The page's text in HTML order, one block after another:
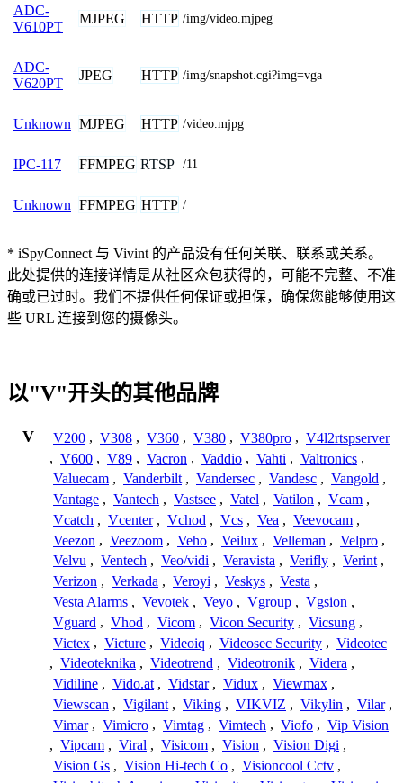
ADC-
V610PT
MJPEG HTTP /img/video.mjpeg
ADC-
V620PT
JPEG HTTP /img/snapshot.cgi?img=vga
Unknown MJPEG HTTP /video.mjpg
IPC-117 FFMPEG RTSP /11
Unknown FFMPEG HTTP /
* iSpyConnect 与 Vivint 的产品没有任何关联、联系或关系。
此处提供的连接详情是从社区众包获得的，可能不完整、不准
确或已过时。我们不提供任何保证或担保，确保您能够使用这
些 URL 连接到您的摄像头。
以"V"开头的其他品牌
V V200 , V308 , V360 , V380 , V380pro , V4l2rtspserver
, V600 , V89 , Vacron , Vaddio , Vahti , Valtronics ,
Valuecam , Vanderbilt , Vandersec , Vandesc , Vangold ,
Vantage , Vantech , Vastsee , Vatel , Vatilon , Vcam ,
Vcatch , Vcenter , Vchod , Vcs , Vea , Veevocam ,
Veezon , Veezoom , Veho , Veilux , Velleman , Velpro ,
Velvu , Ventech , Veo/vidi , Veravista , Verifly , Verint ,
Verizon , Verkada , Veroyi , Veskys , Vesta ,
Vesta Alarms , Vevotek , Veyo , Vgroup , Vgsion ,
Vguard , Vhod , Vicom , Vicon Security , Vicsung ,
Victex , Victure , Videoiq , Videosec Security , Videotec
, Videoteknika , Videotrend , Videotronik , Videra ,
Vidiline , Vido.at , Vidstar , Vidux , Viewmax ,
Viewscan , Vigilant , Viking , VIKVIZ , Vikylin , Vilar ,
Vimar , Vimicro , Vimtag , Vimtech , Viofo , Vip Vision
, Vipcam , Viral , Visicom , Vision , Vision Digi ,
Vision Gs , Vision Hi-tech Co , Visioncool Cctv ,